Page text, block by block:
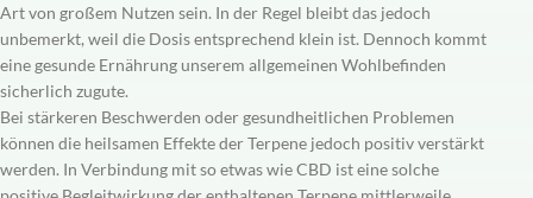
Art von großem Nutzen sein. In der Regel bleibt das jedoch
unbemerkt, weil die Dosis entsprechend klein ist. Dennoch kommt
eine gesunde Ernährung unserem allgemeinen Wohlbefinden
sicherlich zugute.
Bei stärkeren Beschwerden oder gesundheitlichen Problemen
können die heilsamen Effekte der Terpene jedoch positiv verstärkt
werden. In Verbindung mit so etwas wie CBD ist eine solche